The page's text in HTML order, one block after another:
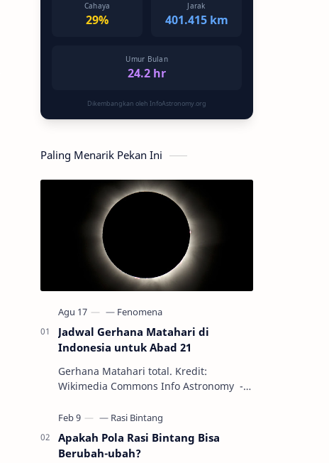
Cahaya
29%
Jarak
401.415 km
Umur Bulan
24.2 hr
Dikembangkan oleh InfoAstronomy.org
Paling Menarik Pekan Ini
Jadwal Gerhana Matahari di
Indonesia untuk Abad 21
Gerhana Matahari total. Kredit:
Wikimedia Commons Info Astronomy -
gerhana Matahari akan terjadi sebanyak
22…
Apakah Pola Rasi Bintang Bisa
Berubah-ubah?